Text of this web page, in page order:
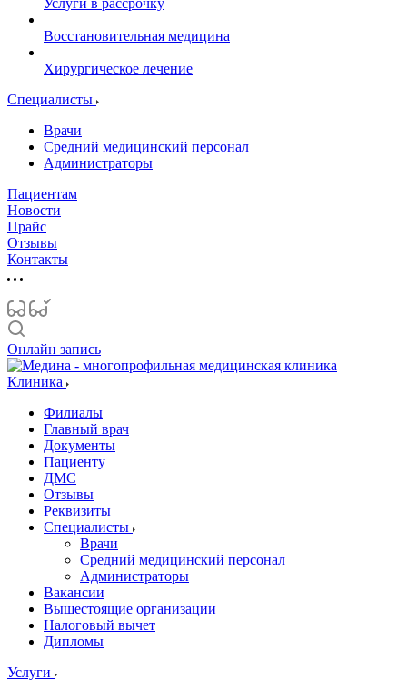
Услуги в рассрочку
Восстановительная медицина
Хирургическое лечение
Специалисты
Врачи
Средний медицинский персонал
Администраторы
Пациентам
Новости
Прайс
Отзывы
Контакты
Онлайн запись
Клиника
Филиалы
Главный врач
Документы
Пациенту
ДМС
Отзывы
Реквизиты
Специалисты
Врачи
Средний медицинский персонал
Администраторы
Вакансии
Вышестоящие организации
Налоговый вычет
Дипломы
Услуги